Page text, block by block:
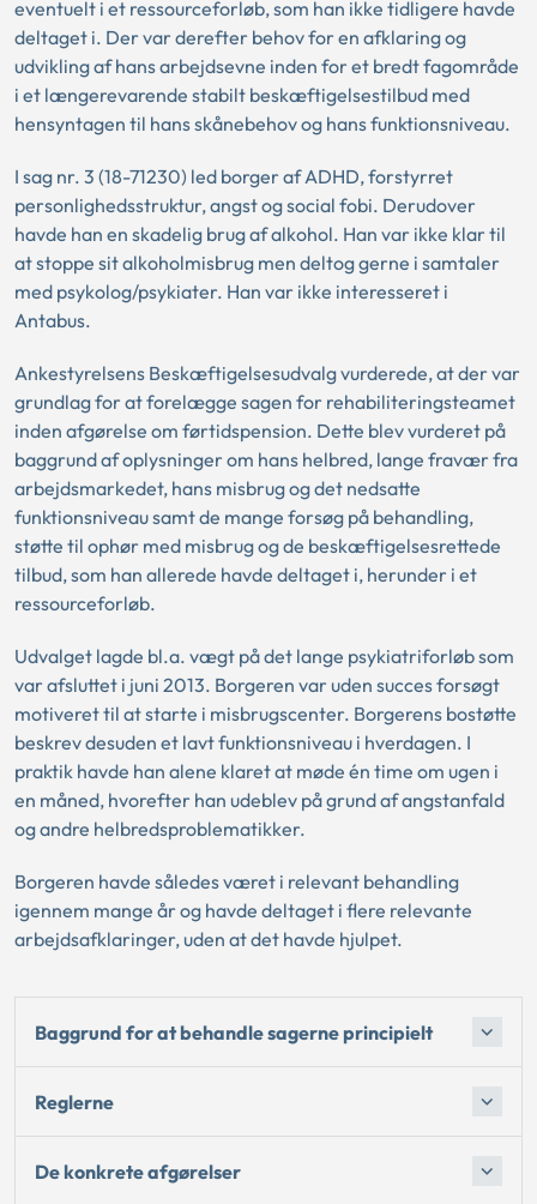
eventuelt i et ressourceforløb, som han ikke tidligere havde
deltaget i. Der var derefter behov for en afklaring og
udvikling af hans arbejdsevne inden for et bredt fagområde
i et længerevarende stabilt beskæftigelsestilbud med
hensyntagen til hans skånebehov og hans funktionsniveau.
I sag nr. 3 (18-71230) led borger af ADHD, forstyrret
personlighedsstruktur, angst og social fobi. Derudover
havde han en skadelig brug af alkohol. Han var ikke klar til
at stoppe sit alkoholmisbrug men deltog gerne i samtaler
med psykolog/psykiater. Han var ikke interesseret i
Antabus.
Ankestyrelsens Beskæftigelsesudvalg vurderede, at der var
grundlag for at forelægge sagen for rehabiliteringsteamet
inden afgørelse om førtidspension. Dette blev vurderet på
baggrund af oplysninger om hans helbred, lange fravær fra
arbejdsmarkedet, hans misbrug og det nedsatte
funktionsniveau samt de mange forsøg på behandling,
støtte til ophør med misbrug og de beskæftigelsesrettede
tilbud, som han allerede havde deltaget i, herunder i et
ressourceforløb.
Udvalget lagde bl.a. vægt på det lange psykiatriforløb som
var afsluttet i juni 2013. Borgeren var uden succes forsøgt
motiveret til at starte i misbrugscenter. Borgerens bostøtte
beskrev desuden et lavt funktionsniveau i hverdagen. I
praktik havde han alene klaret at møde én time om ugen i
en måned, hvorefter han udeblev på grund af angstanfald
og andre helbredsproblematikker.
Borgeren havde således været i relevant behandling
igennem mange år og havde deltaget i flere relevante
arbejdsafklaringer, uden at det havde hjulpet.
Baggrund for at behandle sagerne principielt
Reglerne
De konkrete afgørelser